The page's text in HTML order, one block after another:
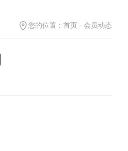
您的位置： 首页 - 会员动态